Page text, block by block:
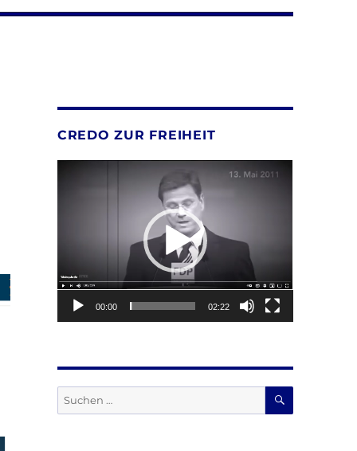
CREDO ZUR FREIHEIT
00:00 02:22
Suche
nach:
SUCHEN